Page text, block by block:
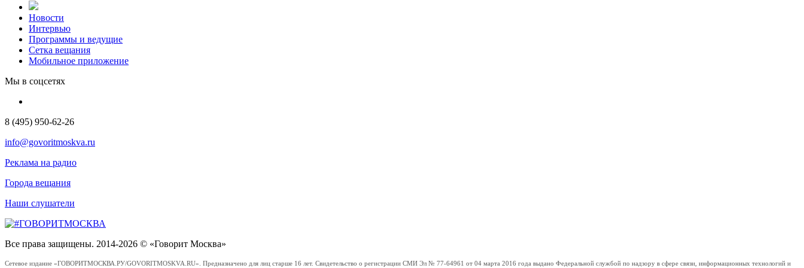
Новости
Интервью
Программы и ведущие
Сетка вещания
Мобильное приложение
Мы в соцсетях
8 (495) 950-62-26
info@govoritmoskva.ru
Реклама на радио
Города вещания
Наши слушатели
Все права защищены. 2014-2026 © «Говорит Москва»
Сетевое издание «ГОВОРИТМОСКВА.РУ/GOVORITMOSKVA.RU». Предназначено для лиц старше 16 лет. Свидетельство о регистрации СМИ Эл № 77-64961 от 04 марта 2016 года выдано Федеральной службой по надзору в сфере связи, информационных технологий и